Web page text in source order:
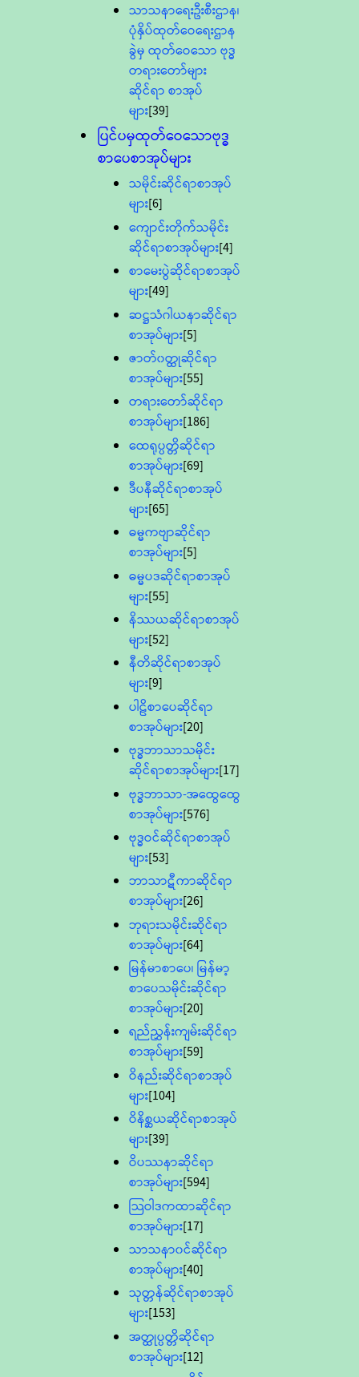
သာသနာရေးဦးစီးဌာန၊
ပုံနှိပ်ထုတ်ဝေရေးဌာန
ခွဲမှ ထုတ်ဝေသော ဗုဒ္ဓ
တရားတော်များ
ဆိုင်ရာ စာအုပ်
များ[39]
ပြင်ပမှထုတ်ဝေသောဗုဒ္ဓ
စာပေစာအုပ်များ
သမိုင်းဆိုင်ရာစာအုပ်
များ[6]
ကျောင်းတိုက်သမိုင်း
ဆိုင်ရာစာအုပ်များ[4]
စာမေးပွဲဆိုင်ရာစာအုပ်
များ[49]
ဆဋ္ဌသံဂါယနာဆိုင်ရာ
စာအုပ်များ[5]
ဇာတ်၀တ္ထုဆိုင်ရာ
စာအုပ်များ[55]
တရားတော်ဆိုင်ရာ
စာအုပ်များ[186]
ထေရုပ္ပတ္တိဆိုင်ရာ
စာအုပ်များ[69]
ဒီပနီဆိုင်ရာစာအုပ်
များ[65]
ဓမ္မကဗျာဆိုင်ရာ
စာအုပ်များ[5]
ဓမ္မပဒဆိုင်ရာစာအုပ်
များ[55]
နိဿယဆိုင်ရာစာအုပ်
များ[52]
နီတိဆိုင်ရာစာအုပ်
များ[9]
ပါဠိစာပေဆိုင်ရာ
စာအုပ်များ[20]
ဗုဒ္ဓဘာသာသမိုင်း
ဆိုင်ရာစာအုပ်များ[17]
ဗုဒ္ဓဘာသာ-အထွေထွေ
စာအုပ်များ[576]
ဗုဒ္ဓဝင်ဆိုင်ရာစာအုပ်
များ[53]
ဘာသာဋီကာဆိုင်ရာ
စာအုပ်များ[26]
ဘုရားသမိုင်းဆိုင်ရာ
စာအုပ်များ[64]
မြန်မာစာပေ၊ မြန်မာ့
စာပေသမိုင်းဆိုင်ရာ
စာအုပ်များ[20]
ရည်ညွှန်းကျမ်းဆိုင်ရာ
စာအုပ်များ[59]
ဝိနည်းဆိုင်ရာစာအုပ်
များ[104]
ဝိနိစ္ဆယဆိုင်ရာစာအုပ်
များ[39]
ဝိပဿနာဆိုင်ရာ
စာအုပ်များ[594]
သြဝါဒကထာဆိုင်ရာ
စာအုပ်များ[17]
သာသနာ၀င်ဆိုင်ရာ
စာအုပ်များ[40]
သုတ္တန်ဆိုင်ရာစာအုပ်
များ[153]
အတ္ထုပ္ပတ္တိဆိုင်ရာ
စာအုပ်များ[12]